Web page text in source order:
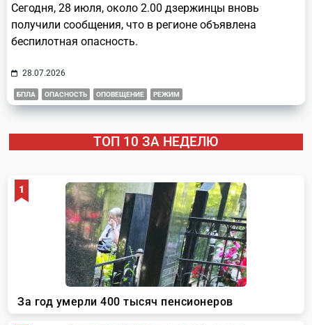
Сегодня, 28 июля, около 2.00 дзержинцы вновь
получили сообщения, что в регионе объявлена
беспилотная опасность.
28.07.2026
БПЛА ОПАСНОСТЬ ОПОВЕЩЕНИЕ РЕЖИМ
ТОП 10 ЗА НЕДЕЛЮ